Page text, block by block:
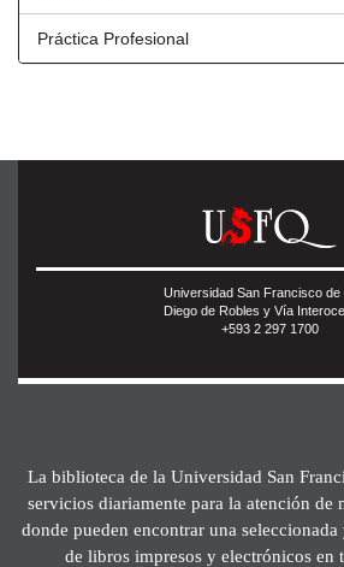
Práctica Profesional
Universidad San Francisco de
Diego de Robles y Vía
+593 2 297 1700
La biblioteca de la Universidad San
servicios diariamente para la atención de
donde pueden encontrar una
de libros impresos y electrónicos en